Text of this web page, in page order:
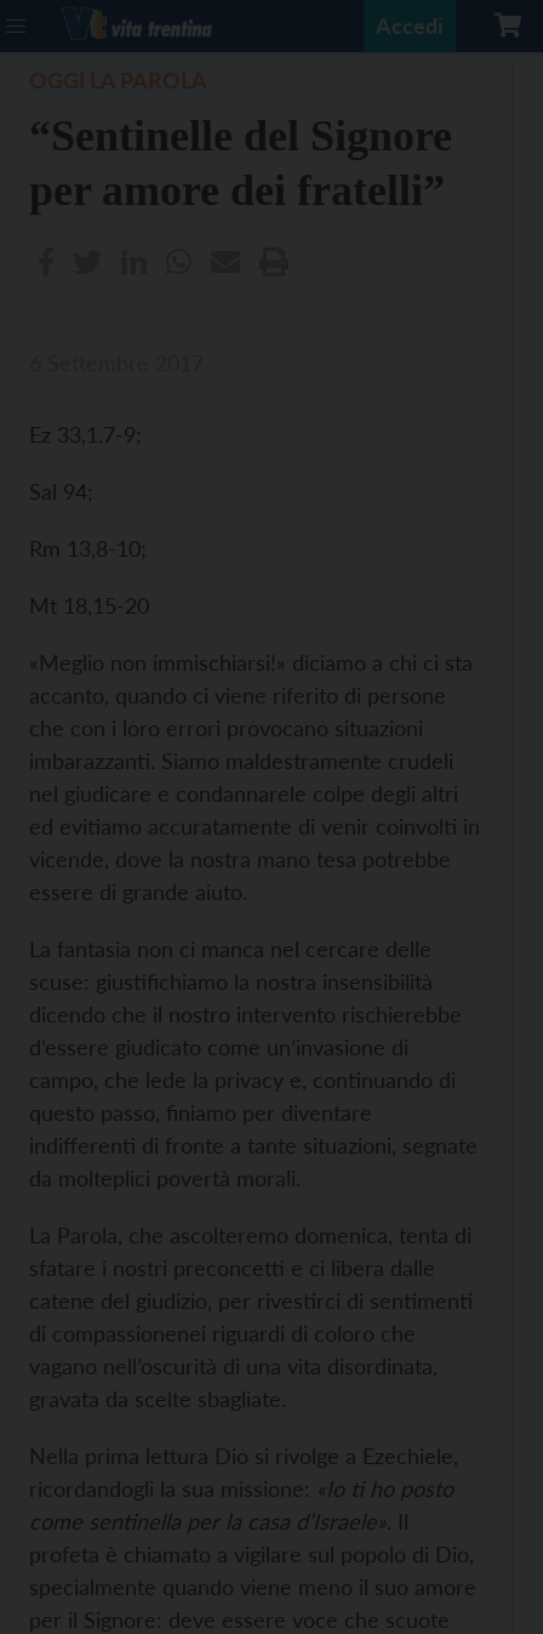
Accedi
“Sentinelle del Signore
per amore dei fratelli”
Ez 33,1.7-9;
Sal 94;
Rm 13,8-10;
Mt 18,15-20
«Meglio non immischiarsi!» diciamo a chi ci sta
accanto, quando ci viene riferito di persone
che con i loro errori provocano situazioni
imbarazzanti. Siamo maldestramente crudeli
nel giudicare e condannarele colpe degli altri
ed evitiamo accuratamente di venir coinvolti in
vicende, dove la nostra mano tesa potrebbe
essere di grande aiuto.
La fantasia non ci manca nel cercare delle
scuse: giustifichiamo la nostra insensibilità
dicendo che il nostro intervento rischierebbe
d’essere giudicato come un’invasione di
campo, che lede la privacy e, continuando di
questo passo, finiamo per diventare
indifferenti di fronte a tante situazioni, segnate
da molteplici povertà morali.
La Parola, che ascolteremo domenica, tenta di
sfatare i nostri preconcetti e ci libera dalle
catene del giudizio, per rivestirci di sentimenti
di compassionenei riguardi di coloro che
vagano nell’oscurità di una vita disordinata,
gravata da scelte sbagliate.
Nella prima lettura Dio si rivolge a Ezechiele,
ricordandogli la sua missione: «Io ti ho posto
come sentinella per la casa d’Israele». Il
profeta è chiamato a vigilare sul popolo di Dio,
specialmente quando viene meno il suo amore
per il Signore: deve essere voce che scuote